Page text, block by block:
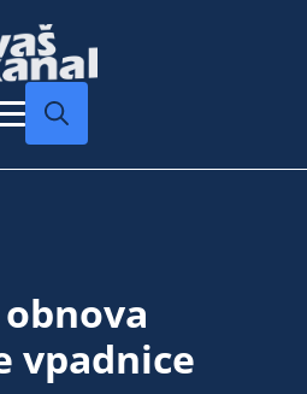
vpadnice